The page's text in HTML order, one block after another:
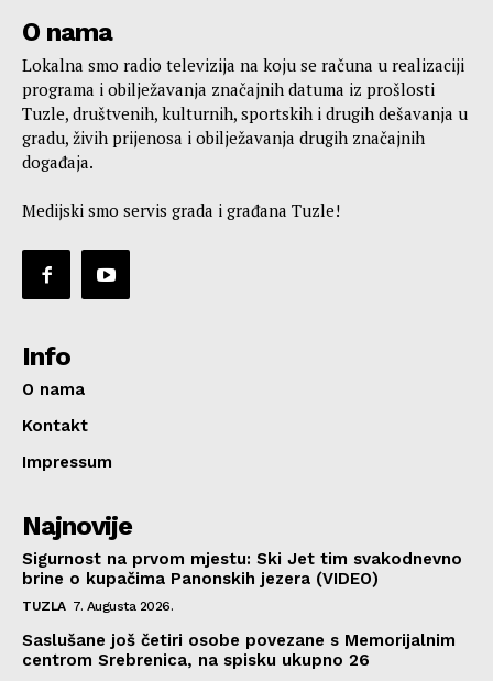
O nama
Lokalna smo radio televizija na koju se računa u realizaciji
programa i obilježavanja značajnih datuma iz prošlosti
Tuzle, društvenih, kulturnih, sportskih i drugih dešavanja u
gradu, živih prijenosa i obilježavanja drugih značajnih
događaja.
Medijski smo servis grada i građana Tuzle!
Info
O nama
Kontakt
Impressum
Najnovije
Sigurnost na prvom mjestu: Ski Jet tim svakodnevno
brine o kupačima Panonskih jezera (VIDEO)
TUZLA 7. Augusta 2026.
Saslušane još četiri osobe povezane s Memorijalnim
centrom Srebrenica, na spisku ukupno 26